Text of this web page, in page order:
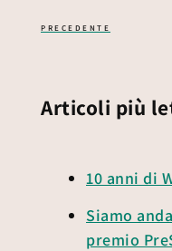
PRECEDENTE
Articoli più
10 anni di
Siamo
premio